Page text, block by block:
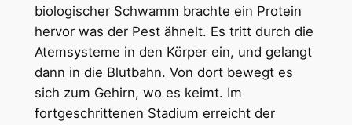
biologischer Schwamm brachte ein Protein
hervor was der Pest ähnelt. Es tritt durch die
Atemsysteme in den Körper ein, und gelangt
dann in die Blutbahn. Von dort bewegt es
sich zum Gehirn, wo es keimt. Im
fortgeschrittenen Stadium erreicht der